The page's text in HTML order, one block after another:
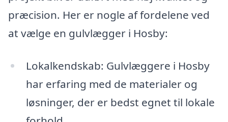
præcision. Her er nogle af fordelene ved
at vælge en gulvlægger i Hosby:
Lokalkendskab: Gulvlæggere i Hosby
har erfaring med de materialer og
løsninger, der er bedst egnet til lokale